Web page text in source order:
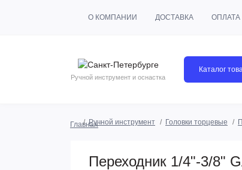
О КОМПАНИИ ДОСТАВКА ОПЛАТА
Ручной инструмент и оснастка
Каталог
ГлавнаяРучной инструмент Головки торцевые
Переходник 1/4"-3/8"